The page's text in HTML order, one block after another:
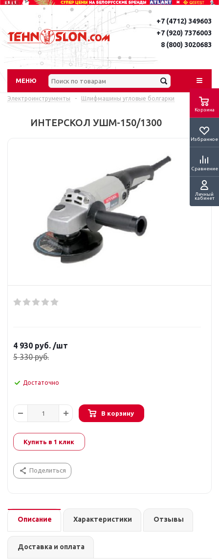
Корзина
Избранное
Сравнение
Личный
кабинет
+7 (4712) 349603
+7 (920) 7376003
8 (800) 3020683
МЕНЮ
Электроинструменты - Шлифмашины угловые болгарки
ИНТЕРСКОЛ УШМ-150/1300
4 930 руб. /шт
5 330руб.
Достаточно
В корзину
Купить в 1 клик
Поделиться
Описание Характеристики Отзывы
Доставка и оплата